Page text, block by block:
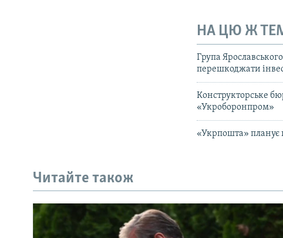
НА ЦЮ Ж
Група
перешкоджати
Конструкторське
«Укроборонпром»
«Укрпошта» планує
Читайте також